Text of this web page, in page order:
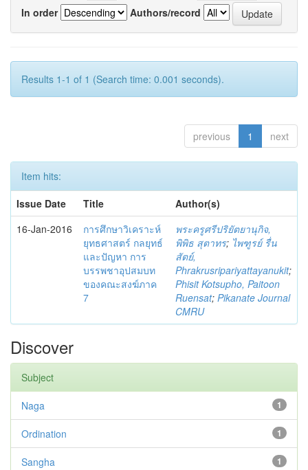
In order
Authors/record
Results 1-1 of 1 (Search time: 0.001 seconds).
previous 1 next
Item hits:
Issue Date
Title
Author(s)
16-Jan-2016
การศึกษาวิเคราะห์
ยุทธศาสตร์ กลยุทธ์
และปัญหา การ
บรรพชาอุปสมบท
ของคณะสงฆ์ภาค
7
พระครูศรีปริยัตยานุกิจ,
พิพิธ สุตาทร; ไพฑูรย์ รื่น
สัตย์,
Phrakrusripariyattayanukit;
Phisit Kotsupho, Paitoon
Ruensat; Pikanate Journal
CMRU
Discover
Subject
1
Naga
1
Ordination
1
Sangha